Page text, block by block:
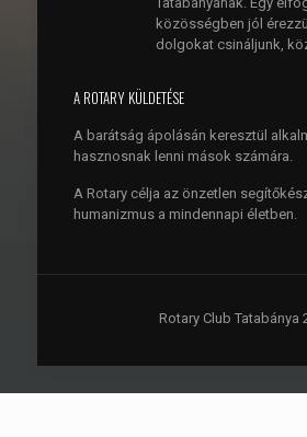
közösségben jól
dolgokat csináljunk,
A ROTARY KÜLDETÉSE
A barátság ápolásán keresztül
hasznosnak lenni mások számára.
A Rotary célja az önzetlen
humanizmus a mindennapi életben.
Rotary Club Tatabánya